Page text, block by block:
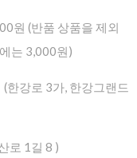
원 (반품 상품을 제외
는 3,000원)
한강로 3가, 한강그랜드
로 1길 8 )